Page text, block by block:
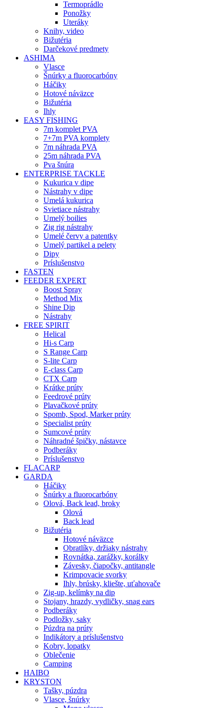
Termoprádlo
Ponožky
Uteráky
Knihy, video
Bižutéria
Darčekové predmety
ASHIMA
Vlasce
Šnúrky a fluorocarbóny
Háčiky
Hotové náväzce
Bižutéria
Ihly
EASY FISHING
7m komplet PVA
7+7m PVA komplety
7m náhrada PVA
25m náhrada PVA
Pva šnúra
ENTERPRISE TACKLE
Kukurica v dipe
Nástrahy v dipe
Umelá kukurica
Svietiace nástrahy
Umelý boilies
Zig rig nástrahy
Umelé červy a patentky
Umelý partikel a pelety
Dipy
Príslušenstvo
FASTEN
FEEDER EXPERT
Boost Spray
Method Mix
Shine Dip
Nástrahy
FREE SPIRIT
Helical
Hi-s Carp
S Range Carp
S-lite Carp
E-class Carp
CTX Carp
Krátke prúty
Feedrové prúty
Plavačkové prúty
Spomb, Spod, Marker prúty
Specialist prúty
Sumcové prúty
Náhradné špičky, nástavce
Podberáky
Príslušenstvo
FLACARP
GARDA
Háčiky
Šnúrky a fluorocarbóny
Olová, Back lead, broky
Olová
Back lead
Bižutéria
Hotové náväzce
Obratlíky, držiaky nástrahy
Rovnátka, zarážky, korálky
Závesky, čiapočky, antitangle
Krimpovacie svorky
Ihly, brúsky, kliešte, uťahovače
Zig-up, kelímky na dip
Stojany, hrazdy, vydličky, snag ears
Podberáky
Podložky, saky
Púzdra na prúty
Indikátory a príslušenstvo
Kobry, lopatky
Oblečenie
Camping
HAIBO
KRYSTON
Tašky, púzdra
Vlasce, šnúrky